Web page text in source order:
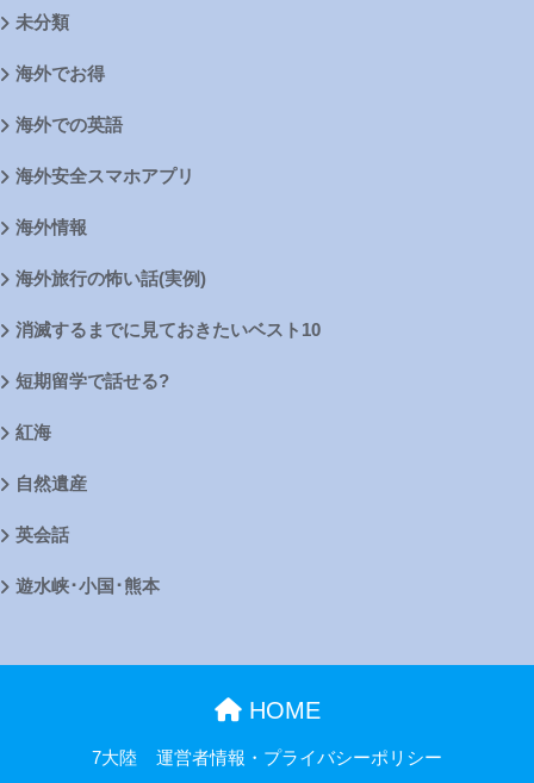
未分類
海外でお得
海外での英語
海外安全スマホアプリ
海外情報
海外旅行の怖い話(実例)
消滅するまでに見ておきたいベスト10
短期留学で話せる?
紅海
自然遺産
英会話
遊水峡･小国･熊本
HOME
7大陸 運営者情報・プライバシーポリシー